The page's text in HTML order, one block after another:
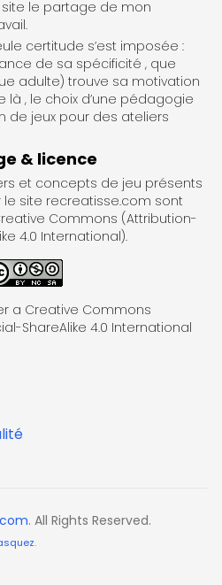
le partage de mon
certitude s’est imposée :
de sa spécificité , que
adulte) trouve sa motivation
là , le choix d’une pédagogie
de jeux pour des ateliers
& licence
et concepts de jeu présents
site recreatisse.com sont
Commons (Attribution-
4.0 International).
a Creative Commons
ShareAlike 4.0 International
. All Rights Reserved.
.